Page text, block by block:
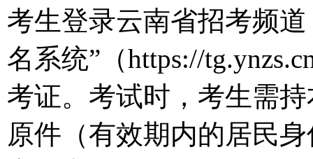
考生登录云南省招考频
名系统”（https://
考证。考试时，考生需
原件（有效期内的居民